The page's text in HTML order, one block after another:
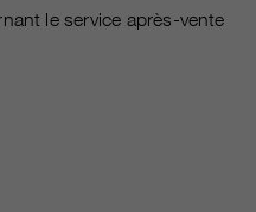
le service après-vente